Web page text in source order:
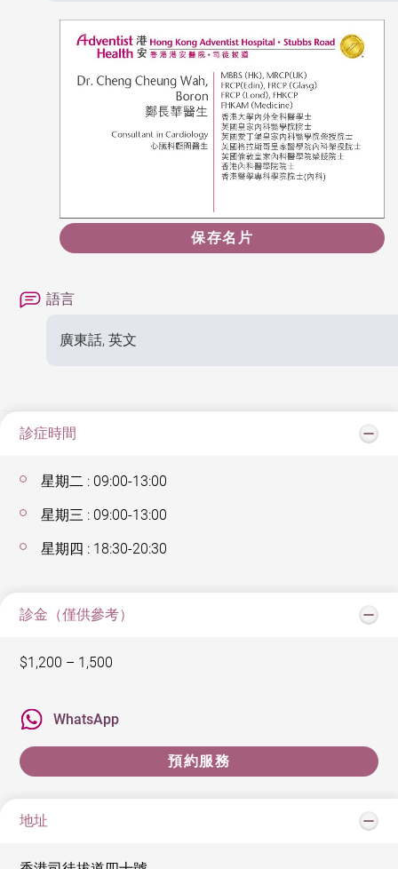
保存名片
語言
廣東話, 英文
診症時間
星期二 : 09:00-13:00
星期三 : 09:00-13:00
星期四 : 18:30-20:30
診金（僅供參考）
$1,200 – 1,500
WhatsApp
預約服務
地址